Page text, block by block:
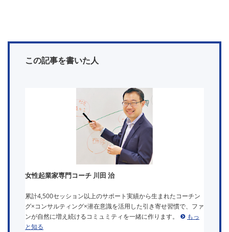
この記事を書いた人
女性起業家専門コーチ 川田 治
累計4,500セッション以上のサポート実績から生まれたコーチン
グ×コンサルティング×潜在意識を活用した引き寄せ習慣で、ファ
ンが自然に増え続けるコミュミティを一緒に作ります。
もっ
と知る